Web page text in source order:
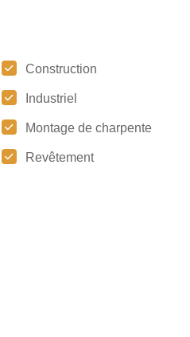
Construction
Industriel
Montage de charpente
Revêtement